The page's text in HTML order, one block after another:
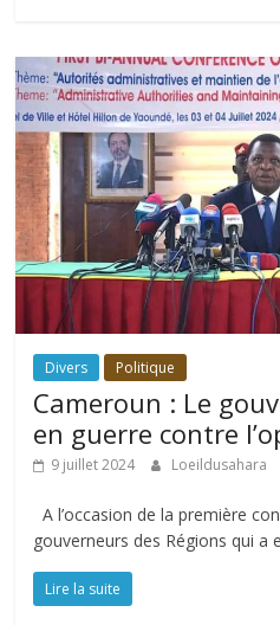
Divers Politique
Cameroun : Le
en guerre contre
9 juillet 2024 Loeildusahara
A l’occasion de la première
gouverneurs des Régions qui a
Lire la suite